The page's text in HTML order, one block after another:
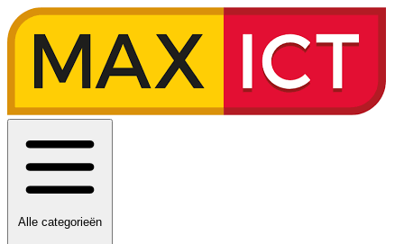
Alle categorieën